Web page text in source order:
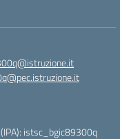
istsc_bgic89300q